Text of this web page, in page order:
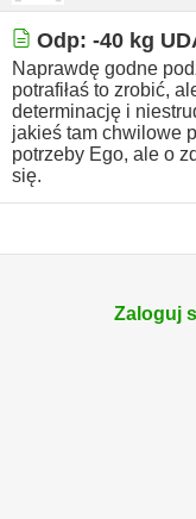
Odp: -40 kg
Naprawdę godne
potrafiłaś to zrobić,
determinację i
jakieś tam chwilowe
potrzeby Ego, ale o
się.
Zaloguj